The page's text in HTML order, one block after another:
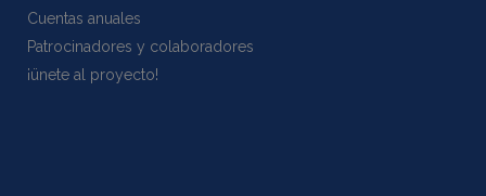
Cuentas anuales
Patrocinadores y colaboradores
¡ünete al proyecto!